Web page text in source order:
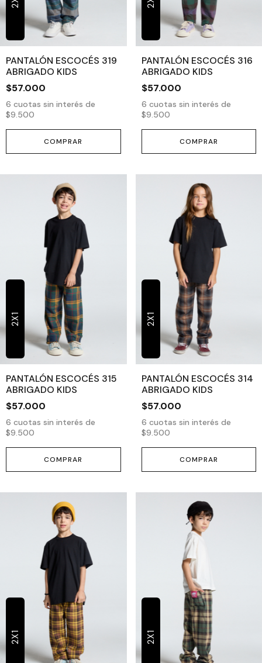
PANTALÓN ESCOCÉS 319
ABRIGADO KIDS
$57.000
6 cuotas sin interés de
$9.500
COMPRAR
PANTALÓN ESCOCÉS 316
ABRIGADO KIDS
$57.000
6 cuotas sin interés de
$9.500
COMPRAR
2X1
PANTALÓN ESCOCÉS 315
ABRIGADO KIDS
$57.000
6 cuotas sin interés de
$9.500
COMPRAR
2X1
PANTALÓN ESCOCÉS 314
ABRIGADO KIDS
$57.000
6 cuotas sin interés de
$9.500
COMPRAR
2X1 2X1